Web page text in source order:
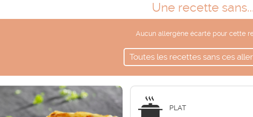
Une recette sans...
Aucun allergène écarté pour cette
Toutes les recettes sans ces
PLAT